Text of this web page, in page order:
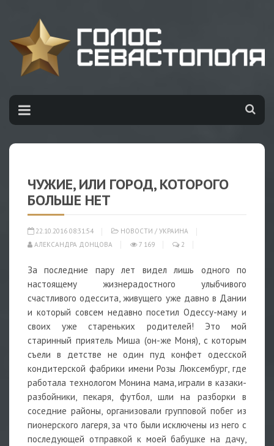
ЧУЖИЕ, ИЛИ ГОРОД, КОТОРОГО
БОЛЬШЕ НЕТ
22.10.2016 08:31:54 НОВОСТИ / УКРАИНА
АЛЕКСАНДРА ДОНЦОВА
7 169 2
За последние пару лет видел лишь одного по
настоящему жизнерадостного улыбчивого
счастливого одессита, живущего уже давно в Дании
и который совсем недавно посетил Одессу-маму и
своих уже стареньких родителей! Это мой
старинный приятель Миша (он-же Моня), с которым
съели в детстве не один пуд конфет одесской
кондитерской фабрики имени Розы Люксембург, где
работала технологом Монина мама, играли в казаки-
разбойники, пекаря, футбол, шли на разборки в
соседние районы, организовали групповой побег из
пионерского лагеря, за что были исключены из него с
последующей отправкой к моей бабушке на дачу,